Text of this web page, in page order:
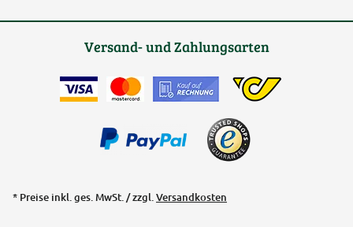
Versand- und Zahlungsarten
* Preise inkl. ges. MwSt. / zzgl.Versandkosten